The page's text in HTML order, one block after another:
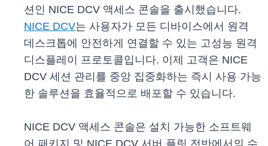
션인 NICE DCV 액세스 콘솔을 출시했습니다.
NICE DCV는 사용자가 모든 디바이스에서 원격
데스크톱에 안전하게 연결할 수 있는 고성능 원격
디스플레이 프로토콜입니다. 이제 고객은 NICE
DCV 세션 관리를 중앙 집중화하는 즉시 사용 가능
한 솔루션을 효율적으로 배포할 수 있습니다.
NICE DCV 액세스 콘솔은 설치 가능한 소프트웨